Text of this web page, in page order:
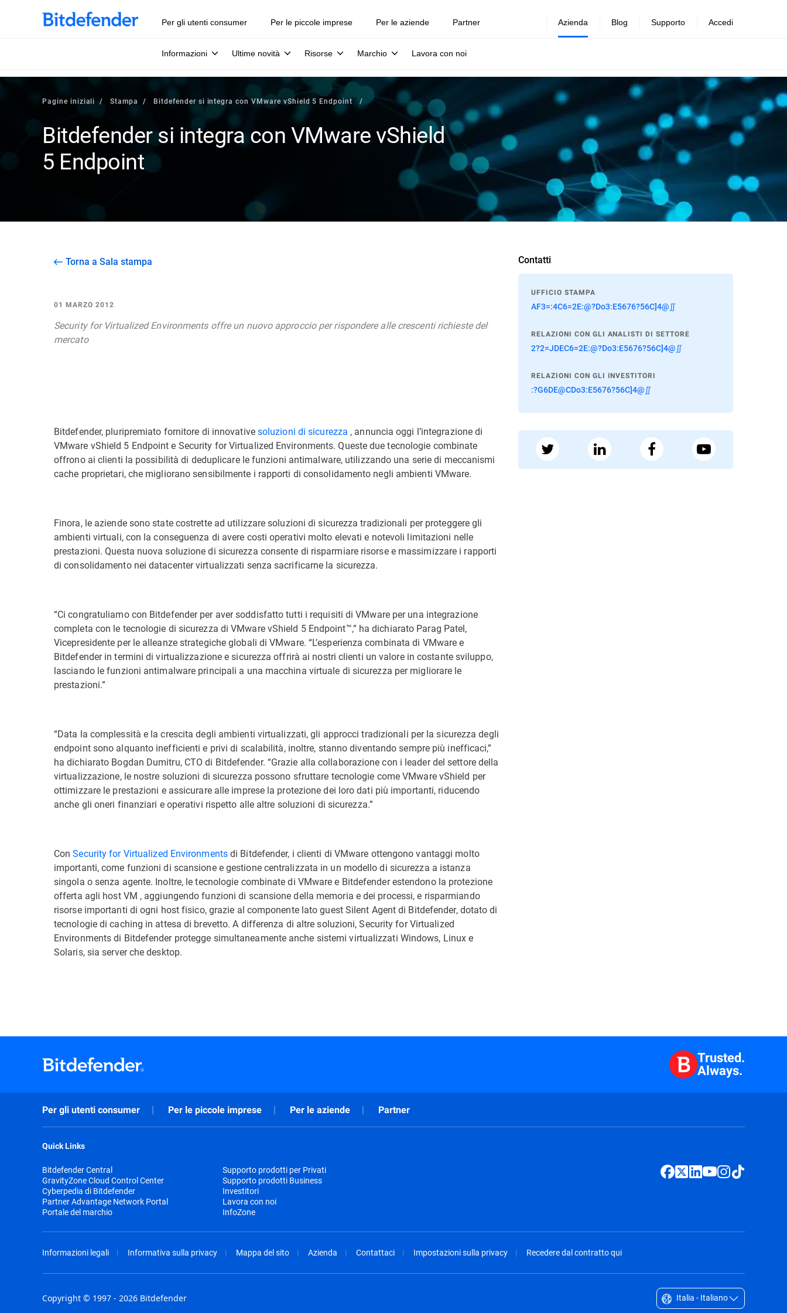
Per gli utenti consumer Per le piccole imprese Per le aziende Partner Azienda
Informazioni Ultime novità Risorse Marchio Lavora con noi
Blog Supporto Accedi
Pagine iniziali Stampa Bitdefender si integra con VMware vShield 5 Endpoint
Bitdefender si integra con VMware vShield
5 Endpoint
Torna a Sala stampa
01 MARZO 2012
Security for Virtualized Environments offre un nuovo approccio per rispondere alle crescenti richieste del
mercato
Bitdefender, pluripremiato fornitore di innovativesoluzioni di sicurezza , annuncia oggi l’integrazione di
VMware vShield 5 Endpoint e Security for Virtualized Environments. Queste due tecnologie combinate
offrono ai clienti la possibilità di deduplicare le funzioni antimalware, utilizzando una serie di meccanismi
cache proprietari, che migliorano sensibilmente i rapporti di consolidamento negli ambienti VMware.
Finora, le aziende sono state costrette ad utilizzare soluzioni di sicurezza tradizionali per proteggere gli
ambienti virtuali, con la conseguenza di avere costi operativi molto elevati e notevoli limitazioni nelle
prestazioni. Questa nuova soluzione di sicurezza consente di risparmiare risorse e massimizzare i rapporti
di consolidamento nei datacenter virtualizzati senza sacrificarne la sicurezza.
“Ci congratuliamo con Bitdefender per aver soddisfatto tutti i requisiti di VMware per una integrazione
completa con le tecnologie di sicurezza di VMware vShield 5 Endpoint™,” ha dichiarato Parag Patel,
Vicepresidente per le alleanze strategiche globali di VMware. “L’esperienza combinata di VMware e
Bitdefender in termini di virtualizzazione e sicurezza offrirà ai nostri clienti un valore in costante sviluppo,
lasciando le funzioni antimalware principali a una macchina virtuale di sicurezza per migliorare le
prestazioni.”
“Data la complessità e la crescita degli ambienti virtualizzati, gli approcci tradizionali per la sicurezza degli
endpoint sono alquanto inefficienti e privi di scalabilità, inoltre, stanno diventando sempre più inefficaci,”
ha dichiarato Bogdan Dumitru, CTO di Bitdefender. “Grazie alla collaborazione con i leader del settore della
virtualizzazione, le nostre soluzioni di sicurezza possono sfruttare tecnologie come VMware vShield per
ottimizzare le prestazioni e assicurare alle imprese la protezione dei loro dati più importanti, riducendo
anche gli oneri finanziari e operativi rispetto alle altre soluzioni di sicurezza.”
ConSecurity for Virtualized Environmentsdi Bitdefender, i clienti di VMware ottengono vantaggi molto
importanti, come funzioni di scansione e gestione centralizzata in un modello di sicurezza a istanza
singola o senza agente. Inoltre, le tecnologie combinate di VMware e Bitdefender estendono la protezione
offerta agli host VM , aggiungendo funzioni di scansione della memoria e dei processi, e risparmiando
risorse importanti di ogni host fisico, grazie al componente lato guest Silent Agent di Bitdefender, dotato di
tecnologie di caching in attesa di brevetto. A differenza di altre soluzioni, Security for Virtualized
Environments di Bitdefender protegge simultaneamente anche sistemi virtualizzati Windows, Linux e
Solaris, sia server che desktop.
Contatti
UFFICIO STAMPA
AF3=:4C6=2E:@?Do3:E5676?56C]4@∬
RELAZIONI CON GLI ANALISTI DI SETTORE
2?2=JDEC6=2E:@?Do3:E5676?56C]4@∬
RELAZIONI CON GLI INVESTITORI
:?G6DE@CDo3:E5676?56C]4@∬
Trusted.
Always.
Per gli utenti consumer Per le piccole imprese Per le aziende Partner
Quick Links
Bitdefender Central
GravityZone Cloud Control Center
Cyberpedia di Bitdefender
Partner Advantage Network Portal
Portale del marchio
Supporto prodotti per Privati
Supporto prodotti Business
Investitori
Lavora con noi
InfoZone
Informazioni legali Informativa sulla privacy Mappa del sito Azienda Contattaci Impostazioni sulla privacy Recedere dal contratto qui
Copyright © 1997 - 2026 Bitdefender Italia - Italiano